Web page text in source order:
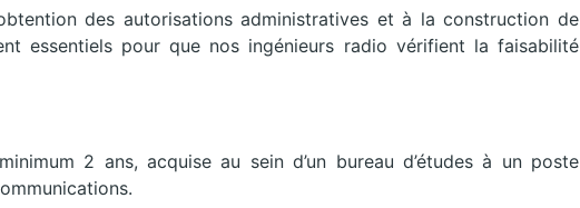
des autorisations administratives et à la construction de
essentiels pour que nos ingénieurs radio vérifient la faisabilité
2 ans, acquise au sein d’un bureau d’études à un poste